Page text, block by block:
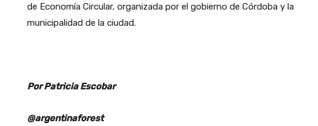
de Economía Circular, organizada por el gobierno de Córdoba y la
municipalidad de la ciudad.
Por Patricia Escobar
@argentinaforest